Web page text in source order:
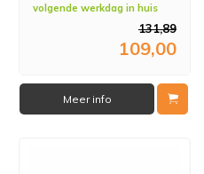
volgende werkdag in huis
131,89
109,00
Meer info